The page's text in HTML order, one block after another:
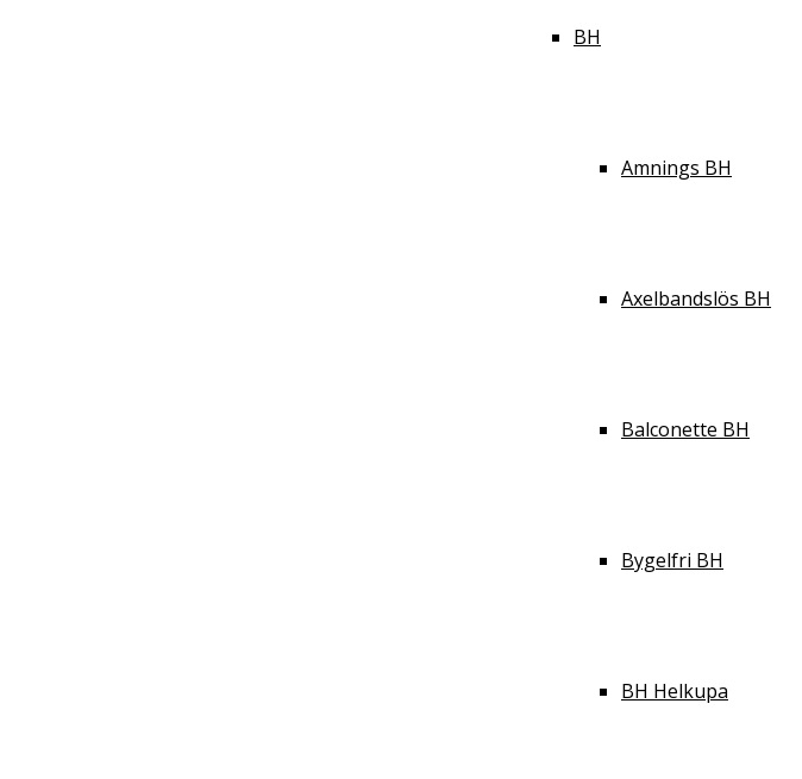
BH
Amnings BH
Axelbandslös BH
Balconette BH
Bygelfri BH
BH Helkupa